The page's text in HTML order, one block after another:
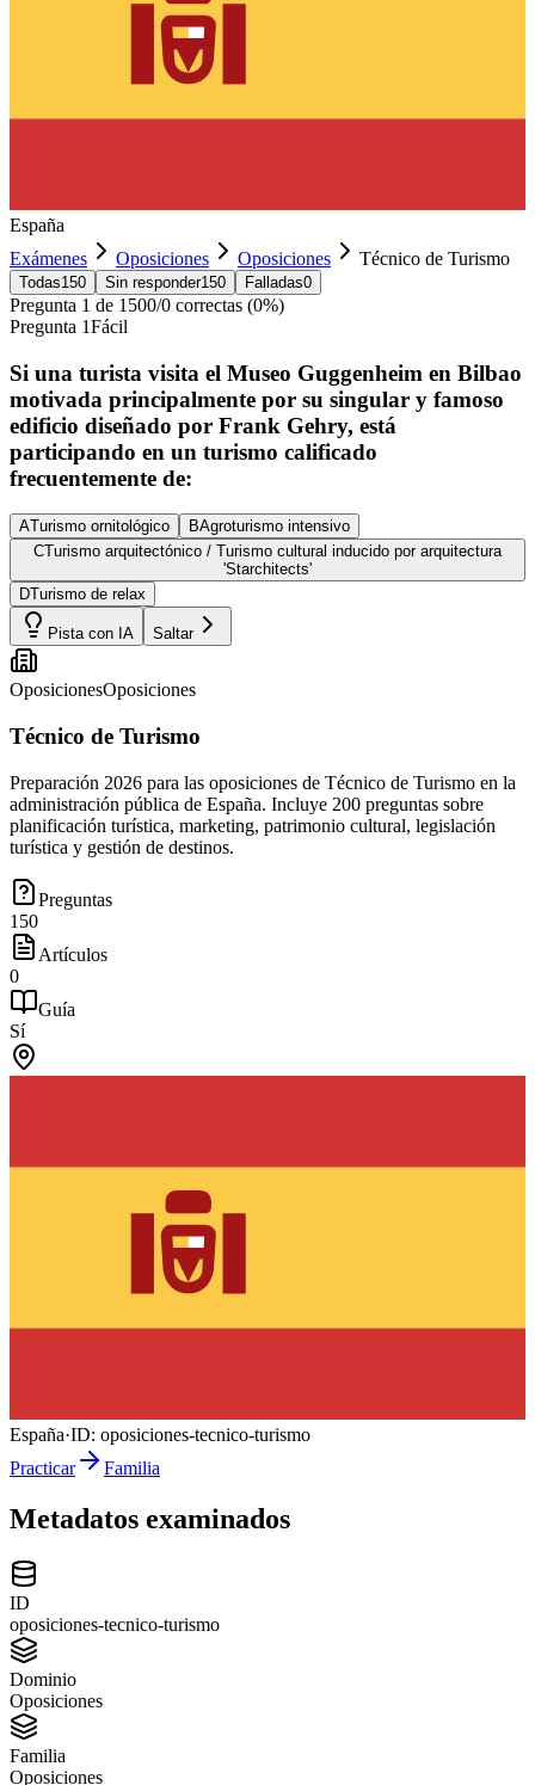
España
Exámenes
Oposiciones Oposiciones Técnico de Turismo
Todas150 Sin responder150 Falladas0
Pregunta 1 de 1500/0 correctas (0%)
Pregunta 1Fácil
Si una turista visita el Museo Guggenheim en Bilbao
motivada principalmente por su singular y famoso
edificio diseñado por Frank Gehry, está
participando en un turismo calificado
frecuentemente de:
ATurismo ornitológico BAgroturismo intensivo
CTurismo arquitectónico / Turismo cultural inducido por arquitectura
'Starchitects'
DTurismo de relax
Pista con IA Saltar
OposicionesOposiciones
Técnico de Turismo
Preparación 2026 para las oposiciones de Técnico de Turismo en la
administración pública de España. Incluye 200 preguntas sobre
planificación turística, marketing, patrimonio cultural, legislación
turística y gestión de destinos.
Preguntas
150
Artículos
0
Guía
Sí
España·ID: oposiciones-tecnico-turismo
Practicar
Familia
Metadatos examinados
ID
oposiciones-tecnico-turismo
Dominio
Oposiciones
Familia
Oposiciones